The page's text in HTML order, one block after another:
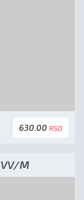
630.00 RSD
M